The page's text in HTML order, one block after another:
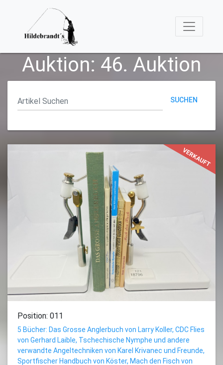
Auktion: 46. Auktion
SUCHEN
VERKAUFT
Position: 011
5 Bücher: Das Grosse Anglerbuch von Larry Koller, CDC Flies
von Gerhard Laible, Tschechische Nymphe und andere
verwandte Angeltechniken von Karel Krivanec und Freunde,
Sportfischer Handbuch von Köster, Mach den Fisch von